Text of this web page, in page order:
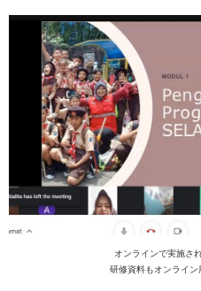
オンラインで実施さ
研修資料もオンライ